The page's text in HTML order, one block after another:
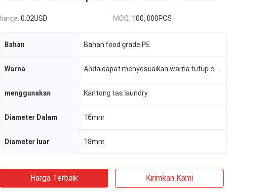
harga: 0.02USD MOQ: 100, 000PCS
Bahan Bahan food grade PE
Warna
menggunakan Kantong tas laundry
Diameter Dalam 16mm
Diameter luar 18mm
Harga Terbaik Kirimkan Kami